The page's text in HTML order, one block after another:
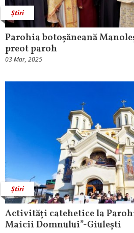
Știri
Parohia botoșăneană
preot paroh
03 Mar, 2025
Știri
Activități catehetice la
Maicii Domnului”-Giulești